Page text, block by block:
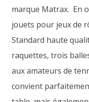
marque Matrax. En
jouets pour jeux de
Standard haute
raquettes, trois
aux amateurs de
convient